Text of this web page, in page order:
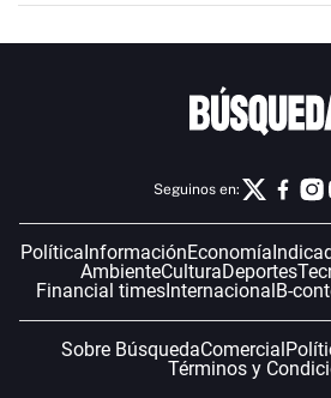
Seguinos en:
PolíticaInformaciónEconomía
AmbienteCulturaDeportes
Financial timesInternacionalB-
Sobre BúsquedaComercial
Términos y